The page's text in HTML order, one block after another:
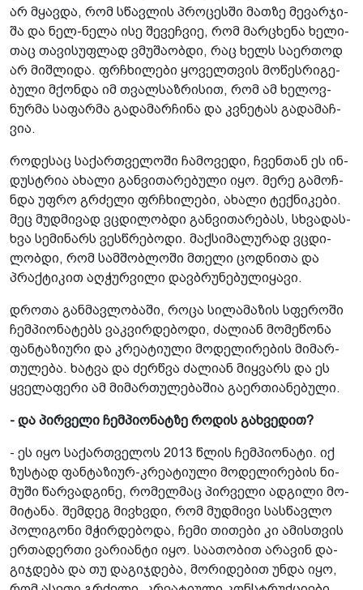
არ მყავ­და, რომ სწავ­ლის პრო­ცეს­ში მათ­ზე მე­ვარ­ჯი­
შა და ნელ-ნელა ისე შე­ვეჩ­ვიე, რომ მარ­ცხე­ნა ხე­ლი­
თაც თა­ვი­სუფ­ლად ვმუ­შა­ობ­დი, რაც ხელს სა­ერ­თოდ
არ მიშ­ლი­და. ფრჩხი­ლე­ბი ყო­ველ­თვის მო­წეს­რი­გე­
ბუ­ლი მქონ­და იმ თვალ­საზ­რი­სით, რომ ამ ხე­ლოვ­
ნურ­მა სა­ფარ­მა გა­და­მარ­ჩი­ნა და კვნე­ტას გა­და­მაჩ­
ვია.
რო­დე­საც სა­ქარ­თვე­ლო­ში ჩა­მო­ვე­დი, ჩვენ­თან ეს ინ­
დუსტრია ახა­ლი გან­ვი­თა­რე­ბუ­ლი იყო. მერე გა­მოჩ­
ნდა უფრო გრძე­ლი ფრჩხი­ლე­ბი, ახა­ლი ტექ­ნი­კე­ბი.
მეც მუდ­მი­ვად ვცდი­ლობ­დი გან­ვი­თა­რე­ბას, სხვა­დას­
ხვა სე­მი­ნარს ვეს­წრე­ბო­დი. მაქ­სი­მა­ლუ­რად ვცდი­
ლობ­დი, რომ სამ­შობ­ლო­ში მთე­ლი ცოდ­ნი­თა და
პრაქ­ტი­კით აღ­ჭურ­ვი­ლი დავ­ბრუ­ნე­ბუ­ლი­ყა­ვი.
დრო­თა გან­მავ­ლო­ბა­ში, როცა სი­ლა­მა­ზის სფე­რო­ში
ჩემ­პი­ო­ნა­ტებს ვაკ­ვირ­დე­ბო­დი, ძა­ლი­ან მო­მე­წო­ნა
ფან­ტა­ზი­უ­რი და კრე­ა­ტი­უ­ლი მო­დე­ლი­რე­ბის მი­მარ­
თუ­ლე­ბა. ხატ­ვა და ძერ­წვა ძა­ლი­ან მიყ­ვარს და ეს
ყვე­ლა­ფე­რი ამ მი­მარ­თუ­ლე­ბა­შია გა­ერ­თი­ა­ნე­ბუ­ლი.
- და პირ­ვე­ლი ჩემ­პი­ო­ნატ­ზე რო­დის გახ­ვე­დით?
- ეს იყო სა­ქარ­თვე­ლოს 2013 წლის ჩემ­პი­ო­ნა­ტი. იქ
ზუს­ტად ფან­ტა­ზი­ურ-კრე­ა­ტი­უ­ლი მო­დე­ლი­რე­ბის ნი­
მუ­ში წარ­ვად­გი­ნე, რო­მელ­მაც პირ­ვე­ლი ად­გი­ლი მო­
მი­ტა­ნა. შემ­დეგ მივ­ხვდი, რომ მუდ­მი­ვი სას­წავ­ლო
პო­ლი­გო­ნი მჭირ­დე­ბო­და, ჩემი თი­თე­ბი კი ამის­თვის
ერ­თა­დერ­თი ვა­რი­ან­ტი იყო. სა­ა­თო­ბით არა­ვინ და­
გიჯ­დე­ბა და თუ და­გიჯ­დე­ბა, მო­რი­დე­ბით უნდა იყო,